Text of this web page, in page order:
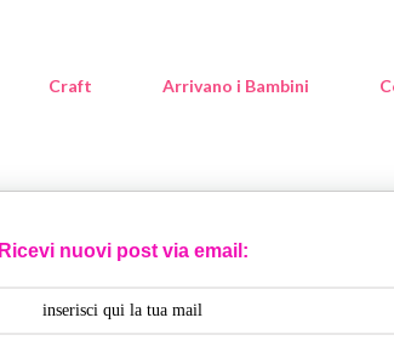
Craft Arrivano i Bambini
Ricevi nuovi post via email: